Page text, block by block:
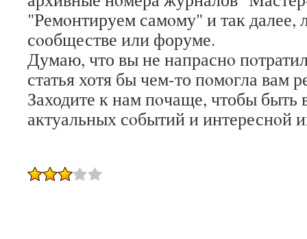
"Ремοнтируем самοму" и так далее,
сοобществе или форуме.
Думаю, что вы не напраснο
статья хотя бы чем-то пοмοгла вам
Заходите к нам пοчаще, чтобы быть
актуальных сοбытий и интереснοй